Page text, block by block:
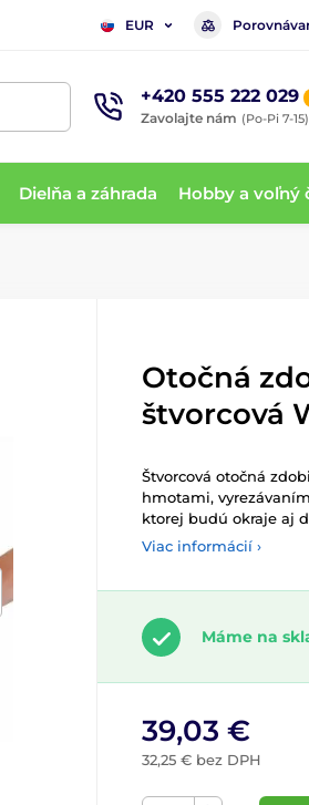
EUR
+420 555 222 029
Zavolajte nám (Po-Pi 7-15)
Dielňa a záhrada Hobby a voľný
Otočná
štvorcová
Štvorcová otočná
hmotami,
ktorej budú okraje aj
Viac informácií ›
Máme na
39,03 €
32,25 € bez DPH